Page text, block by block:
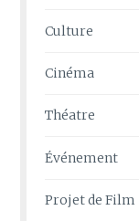
Culture
Cinéma
Théatre
Événement
Projet de Film